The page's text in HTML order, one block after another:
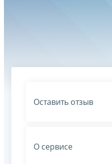
Оставить отзыв
О сервисе